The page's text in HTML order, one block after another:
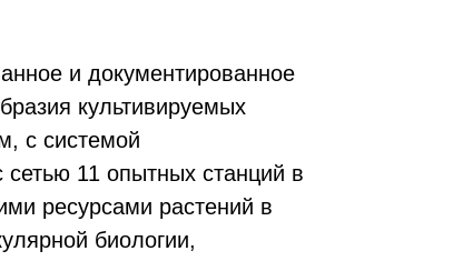
и документированное
культивируемых
с системой
11 опытных станций в
ресурсами растений в
биологии,